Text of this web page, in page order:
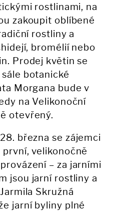
rostlinami, na
zakoupit oblíbené
rostliny a
bromélií nebo
Prodej květin se
botanické
Morgana bude v
na Velikonoční
otevřený.
března se zájemci
velikonočně
– za jarními
jsou jarní rostliny a
Skružná
jarní byliny plné